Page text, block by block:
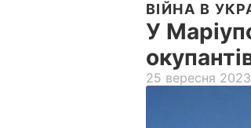
ВІЙНА В
У
25 вересня